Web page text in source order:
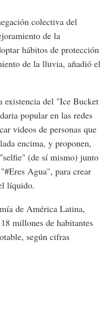
colectiva del
de la
hábitos de protección
de la lluvia, añadió el
existencia del "Ice Bucket
popular en las redes
videos de personas que
encima, y proponen,
(de sí mismo) junto
Agua", para crear
líquido.
de América Latina,
millones de habitantes
según cifras